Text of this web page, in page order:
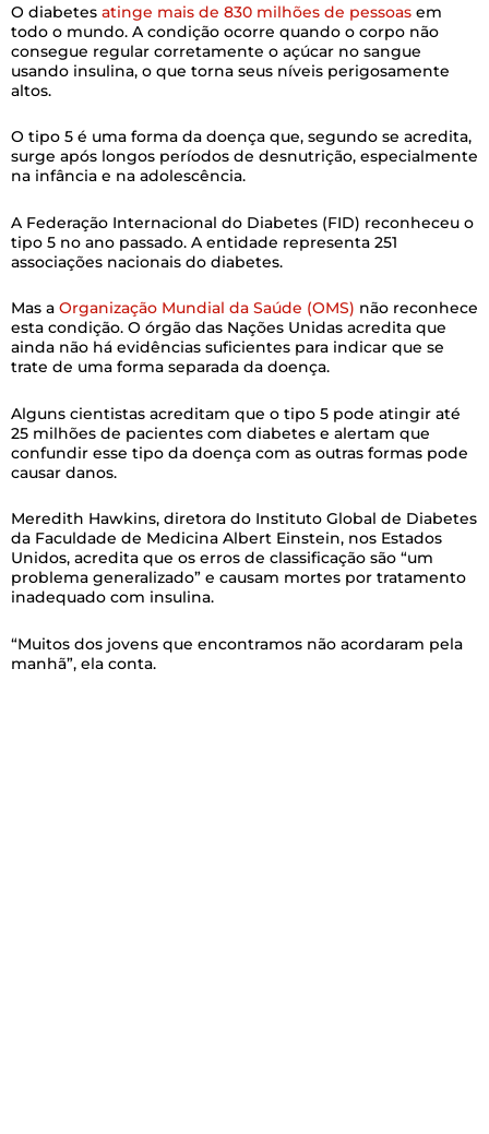
O diabetes atinge mais de 830 milhões de pessoas em
todo o mundo. A condição ocorre quando o corpo não
consegue regular corretamente o açúcar no sangue
usando insulina, o que torna seus níveis perigosamente
altos.
O tipo 5 é uma forma da doença que, segundo se acredita,
surge após longos períodos de desnutrição, especialmente
na infância e na adolescência.
A Federação Internacional do Diabetes (FID) reconheceu o
tipo 5 no ano passado. A entidade representa 251
associações nacionais do diabetes.
Mas a Organização Mundial da Saúde (OMS) não reconhece
esta condição. O órgão das Nações Unidas acredita que
ainda não há evidências suficientes para indicar que se
trate de uma forma separada da doença.
Alguns cientistas acreditam que o tipo 5 pode atingir até
25 milhões de pacientes com diabetes e alertam que
confundir esse tipo da doença com as outras formas pode
causar danos.
Meredith Hawkins, diretora do Instituto Global de Diabetes
da Faculdade de Medicina Albert Einstein, nos Estados
Unidos, acredita que os erros de classificação são “um
problema generalizado” e causam mortes por tratamento
inadequado com insulina.
“Muitos dos jovens que encontramos não acordaram pela
manhã”, ela conta.